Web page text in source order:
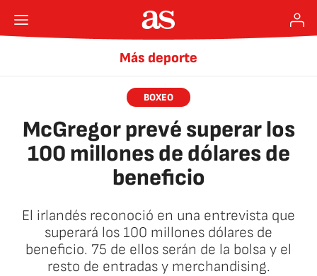
Más deporte
BOXEO
McGregor prevé superar los
100 millones de dólares de
beneficio
El irlandés reconoció en una entrevista que
superará los 100 millones dólares de
beneficio. 75 de ellos serán de la bolsa y el
resto de entradas y merchandising.